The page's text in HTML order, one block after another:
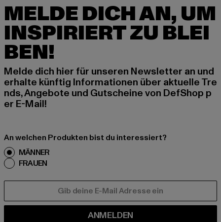
MELDE DICH AN, UM
INSPIRIERT ZU BLEI
BEN!
Melde dich hier für unseren Newsletter an und
erhalte künftig Informationen über aktuelle Tre
nds, Angebote und Gutscheine von DefShop p
er E-Mail!
An welchen Produkten bist du interessiert?
MÄNNER
FRAUEN
ANMELDEN